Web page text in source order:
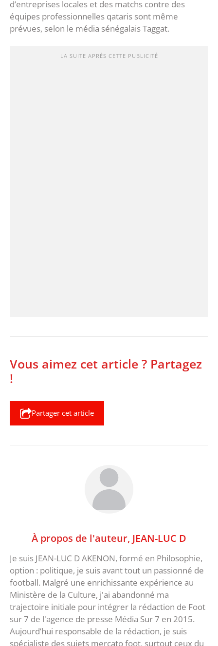
d’entreprises locales et des matchs contre des
équipes professionnelles qataris sont même
prévues, selon le média sénégalais Taggat.
LA SUITE APRÈS CETTE PUBLICITÉ
Vous aimez cet article ? Partagez
!
Partager cet article
À propos de l'auteur, JEAN-LUC D
Je suis JEAN-LUC D AKENON, formé en Philosophie,
option : politique, je suis avant tout un passionné de
football. Malgré une enrichissante expérience au
Ministère de la Culture, j'ai abandonné ma
trajectoire initiale pour intégrer la rédaction de Foot
sur 7 de l'agence de presse Média Sur 7 en 2015.
Aujourd’hui responsable de la rédaction, je suis
spécialiste des sujets mercato foot, surtout ceux du